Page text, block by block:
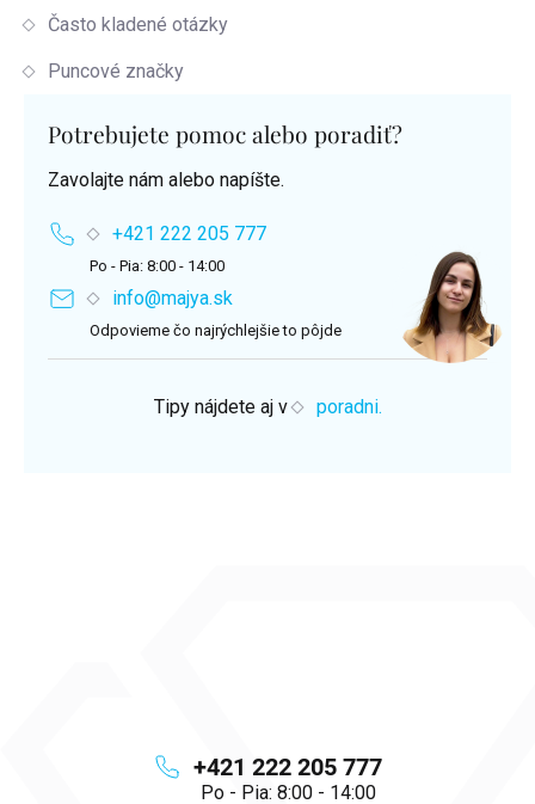
+421 222 205 777
Po - Pia: 8:00 - 14:00
Často kladené otázky
Puncové značky
Potrebujete pomoc alebo poradiť?
Zavolajte nám alebo napíšte.
+421 222 205 777
Po - Pia: 8:00 - 14:00
info@majya.sk
Odpovieme čo najrýchlejšie to pôjde
Tipy nájdete aj v poradni.